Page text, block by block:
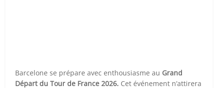
Barcelone se prépare avec enthousiasme au Grand
Départ du Tour de France 2026. Cet événement n’attirera